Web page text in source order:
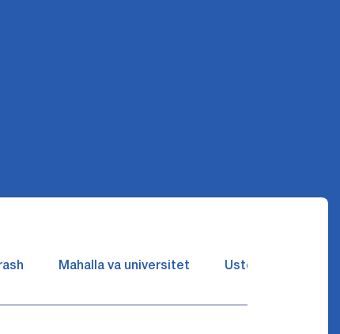
Mahalla va universitet Ustozlar suhbatin